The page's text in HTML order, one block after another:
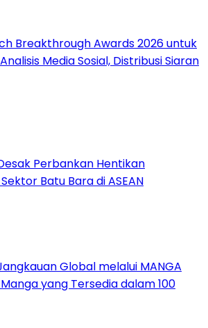
Breakthrough Awards 2026 untuk
Media Sosial, Distribusi Siaran
Perbankan Hentikan
Batu Bara di ASEAN
Global melalui MANGA
yang Tersedia dalam 100